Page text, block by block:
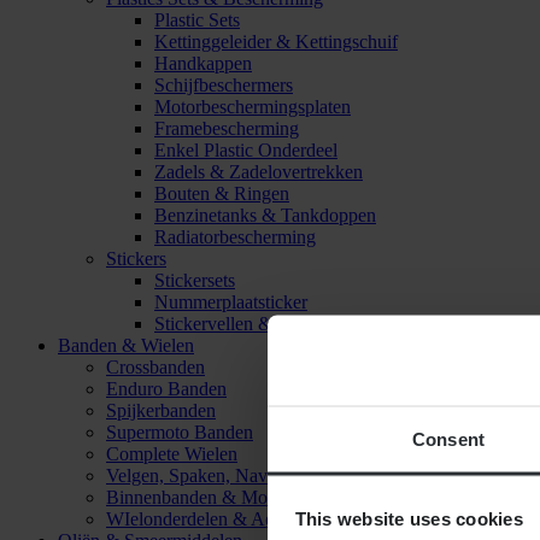
Consent
This website uses cookies
Plastic Sets
Kettinggeleider & Kettingschuif
Handkappen
Schijfbeschermers
Motorbeschermingsplaten
Framebescherming
Enkel Plastic Onderdeel
Zadels & Zadelovertrekken
Bouten & Ringen
Benzinetanks & Tankdoppen
Radiatorbescherming
Stickers
Stickersets
Nummerplaatsticker
Stickervellen & Stickers
Banden & Wielen
Crossbanden
Enduro Banden
Spijkerbanden
Supermoto Banden
Complete Wielen
Velgen, Spaken, Naven & Lagers
Binnenbanden & Mousses
WIelonderdelen & Accessoires